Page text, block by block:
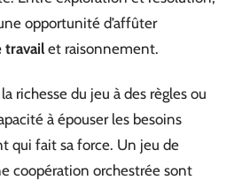
opportunité d’affûter
travail et raisonnement.
richesse du jeu à des règles ou
à épouser les besoins
qui fait sa force. Un jeu de
coopération orchestrée sont